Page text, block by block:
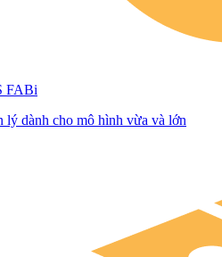
FABi
lý dành cho mô hình vừa và lớn